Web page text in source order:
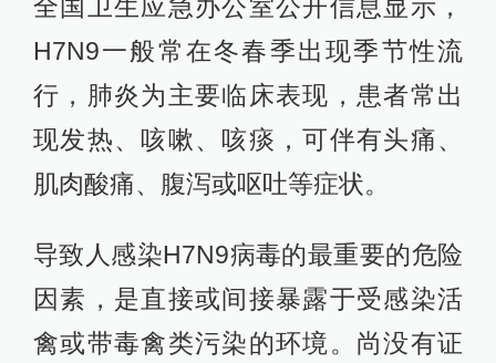
全国卫生应急办公室公开信息显示，
H7N9一般常在冬春季出现季节性流
行，肺炎为主要临床表现，患者常出
现发热、咳嗽、咳痰，可伴有头痛、
肌肉酸痛、腹泻或呕吐等症状。
导致人感染H7N9病毒的最重要的危险
因素，是直接或间接暴露于受感染活
禽或带毒禽类污染的环境。尚没有证